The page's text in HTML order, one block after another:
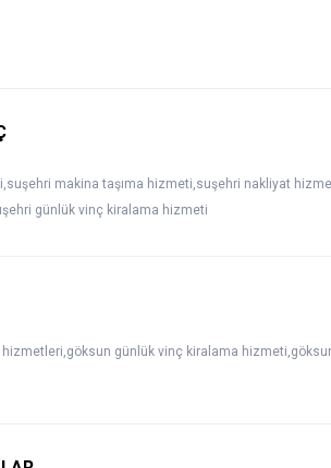
makina taşıma hizmeti,suşehri nakliyat
günlük vinç kiralama hizmeti
günlük vinç kiralama